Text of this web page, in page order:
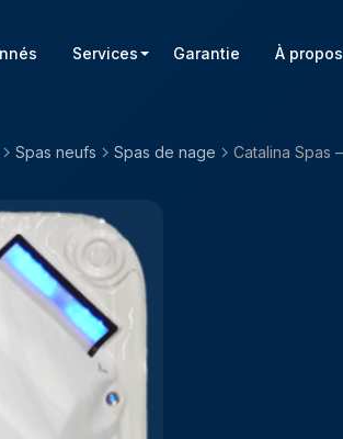
Services Garantie À propos
Spas neufs Spas de nage